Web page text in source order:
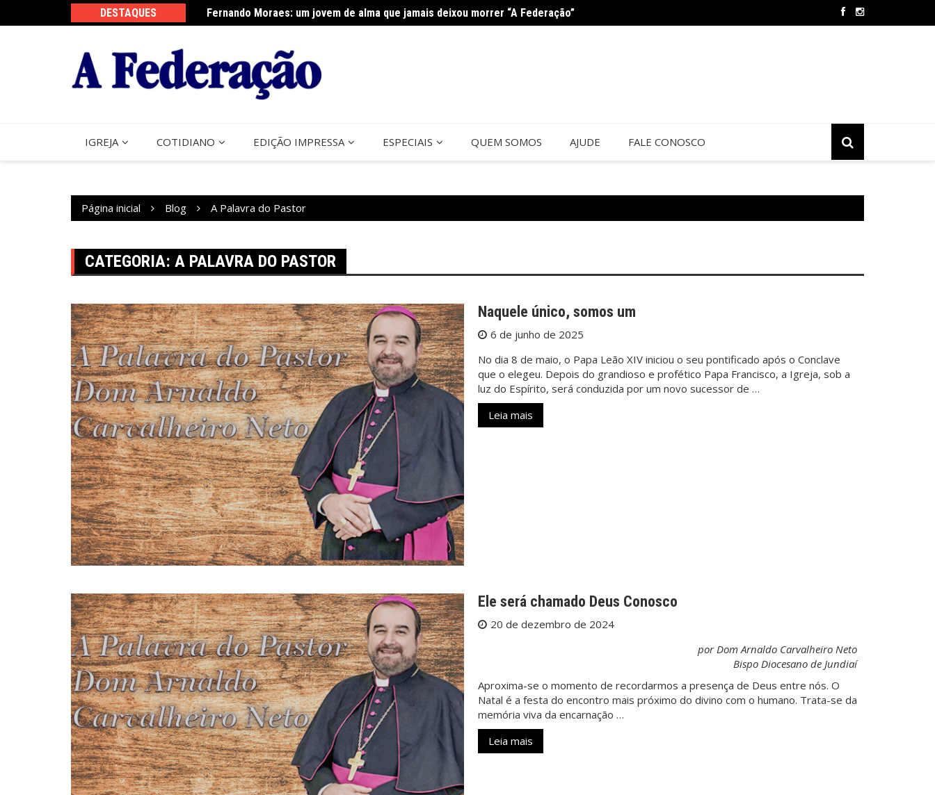
DESTAQUES Fernando Moraes: um jovem de alma que jamais deixou morrer “A Federação”
Curso Oração e Vida na Paróquia São José Cerco de Jericó termina neste sábado na São Judas Tadeu
IGREJA COTIDIANO EDIÇÃO IMPRESSA ESPECIAIS QUEM SOMOS AJUDE FALE CONOSCO
Página inicial Blog A Palavra do Pastor
CATEGORIA: A PALAVRA DO PASTOR
Naquele único, somos um
6 de junho de 2025
No dia 8 de maio, o Papa Leão XIV iniciou o seu pontificado após o Conclave
que o elegeu. Depois do grandioso e profético Papa Francisco, a Igreja, sob a
luz do Espírito, será conduzida por um novo sucessor de …
Leia mais
Ele será chamado Deus Conosco
20 de dezembro de 2024
por Dom Arnaldo Carvalheiro Neto
Bispo Diocesano de Jundiaí
Aproxima-se o momento de recordarmos a presença de Deus entre nós. O
Natal é a festa do encontro mais próximo do divino com o humano. Trata-se da
memória viva da encarnação …
Leia mais